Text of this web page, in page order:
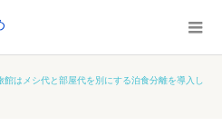
館はメシ代と部屋代を別にする泊食分離を導入し